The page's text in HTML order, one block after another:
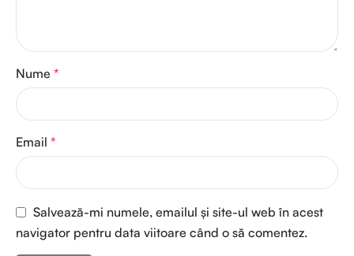
Nume *
Email *
Salvează-mi numele, emailul și site-ul web în acest
navigator pentru data viitoare când o să comentez.